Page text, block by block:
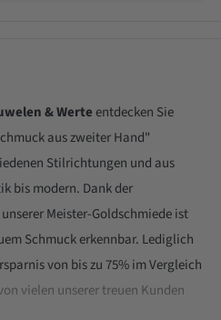
& Werteentdecken Sie
aus zweiter Hand"
Stilrichtungen und aus
bis modern. Dank der
Meister-Goldschmiede ist
Schmuck erkennbar. Lediglich
von bis zu 75% im Vergleich
vielen unserer treuen Kunden